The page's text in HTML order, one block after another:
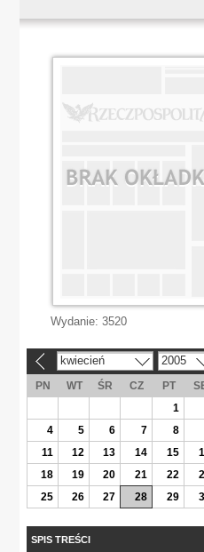
Wydanie: 3520
kwiecień 2005
PN WT ŚR CZ PT
1
4
5 6 7 8
11
12 13 14 15
18
19 20 21 22
25
26 27 28 29
SPIS TREŚCI